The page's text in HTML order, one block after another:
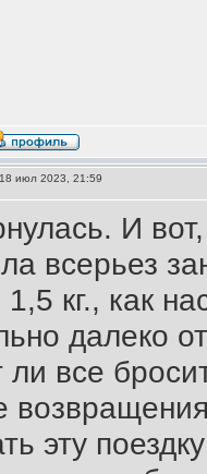
июл 2023, 21:59
И
всерьез
1,5 кг., как
далеко
ли все
эту